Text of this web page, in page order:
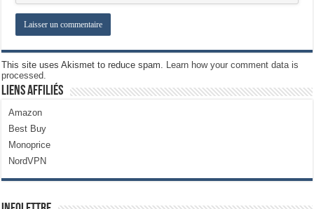
This site uses Akismet to reduce spam. Learn how your comment data is
processed.
Liens Affiliés
Amazon
Best Buy
Monoprice
NordVPN